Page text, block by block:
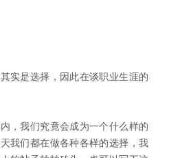
实是选择，因此在谈职业生涯的
，我们究竟会成为一个什么样的
我们都在做各种各样的选择，我